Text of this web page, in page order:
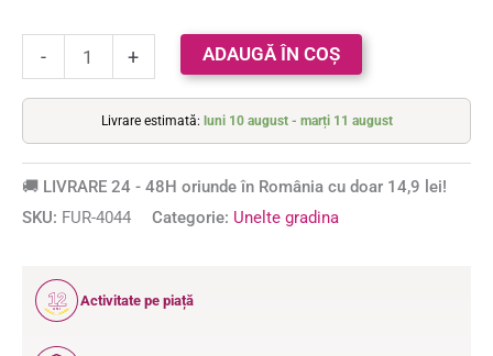
- + ADAUGĂ ÎN COȘ
Livrare estimată: luni 10 august - marți 11 august
🚚 LIVRARE 24 - 48H oriunde în România cu doar 14,9 lei!
SKU: FUR-4044 Categorie: Unelte gradina
12
ANI
Activitate pe piață